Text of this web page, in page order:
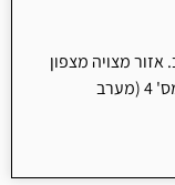
מצויה מצפון